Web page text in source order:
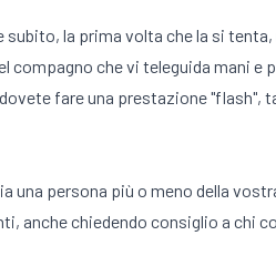
la prima volta che la si
che vi teleguida mani e
fare una prestazione "flash",
una persona più o meno della
anche chiedendo consiglio a chi